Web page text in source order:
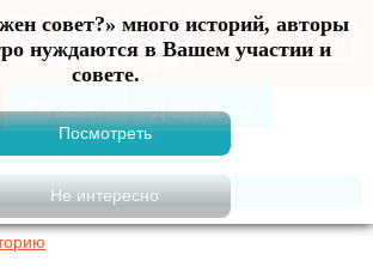
совет?» много историй, авторы
нуждаются в Вашем участии и
совете.
Меню